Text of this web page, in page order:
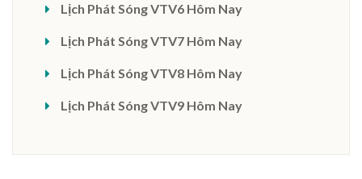
Lịch Phát Sóng VTV6 Hôm Nay
Lịch Phát Sóng VTV7 Hôm Nay
Lịch Phát Sóng VTV8 Hôm Nay
Lịch Phát Sóng VTV9 Hôm Nay